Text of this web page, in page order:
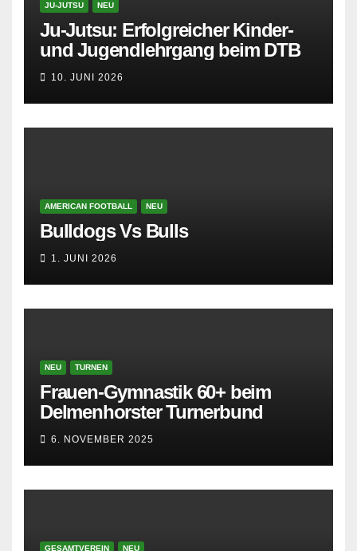
JU-JUTSU NEU
Ju-Jutsu: Erfolgreicher Kinder-
und Jugendlehrgang beim DTB
10. JUNI 2026
AMERICAN FOOTBALL NEU
Bulldogs Vs Bulls
1. JUNI 2026
NEU TURNEN
Frauen-Gymnastik 60+ beim
Delmenhorster Turnerbund
6. NOVEMBER 2025
GESAMTVEREIN NEU